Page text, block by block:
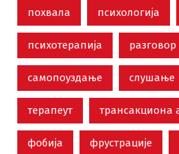
похвала психологија
психотерапија разговор
самопоуздање слушање
терапеут трансакциона
фобија фрустрације